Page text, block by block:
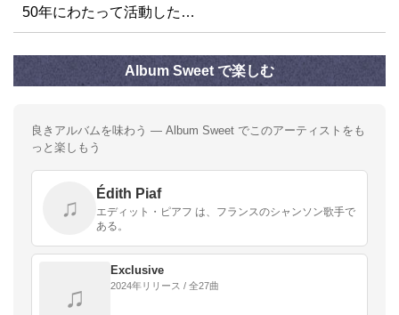
50年にわたって活動した…
Album Sweet で楽しむ
良きアルバムを味わう — Album Sweet でこのアーティストをも
っと楽しもう
♫
Édith Piaf
エディット・ピアフ は、フランスのシャンソン歌手で
ある。
♫
Exclusive
2024年リリース / 全27曲